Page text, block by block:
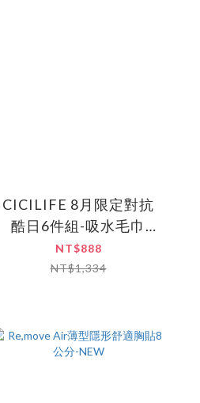
CICILIFE 8月限定對抗
酷日6件組-吸水毛巾
x2+冰涼圈x2+超涼感濕
紙巾x2
NT$888
NT$1,334